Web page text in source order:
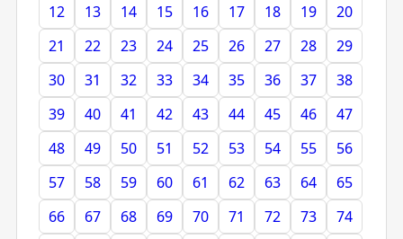
12
13 14 15 16 17 18 19
20
21
22 23 24 25 26 27 28
29
30
31 32 33 34 35 36 37
38
39
40 41 42 43 44 45 46
47
48
49 50 51 52 53 54 55
56
57
58 59 60 61 62 63 64
65
66
67 68 69 70 71 72 73
74